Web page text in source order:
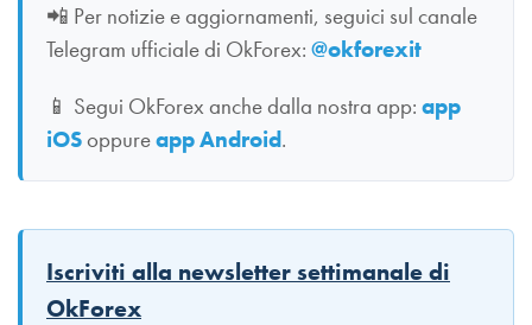
📲 Per notizie e aggiornamenti, seguici sul canale
Telegram ufficiale di OkForex: @okforexit
📱 Segui OkForex anche dalla nostra app: app
iOSoppureapp Android.
Iscriviti alla newsletter settimanale di
OkForex